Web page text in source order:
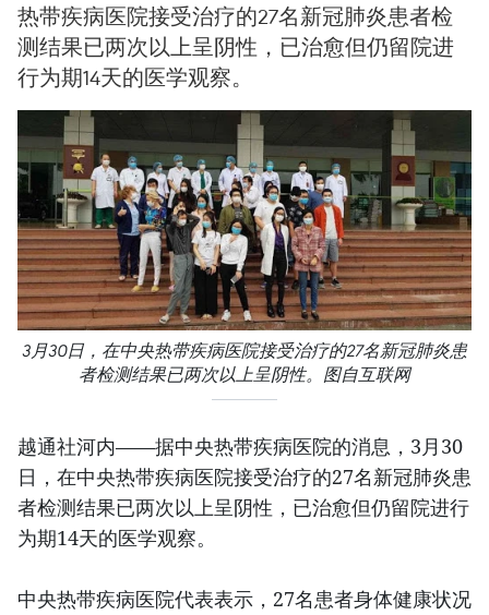
热带疾病医院接受治疗的27名新冠肺炎患者检
测结果已两次以上呈阴性，已治愈但仍留院进
行为期14天的医学观察。
3月30日，在中央热带疾病医院接受治疗的27名新冠肺炎患
者检测结果已两次以上呈阴性。图自互联网
越通社河内——据中央热带疾病医院的消息，3月30
日，在中央热带疾病医院接受治疗的27名新冠肺炎患
者检测结果已两次以上呈阴性，已治愈但仍留院进行
为期14天的医学观察。
中央热带疾病医院代表表示，27名患者身体健康状况